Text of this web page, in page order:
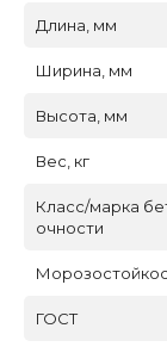
Длина, мм
Ширина, мм
Высота, мм
Вес, кг
Класс/марка
очности
ГОСТ